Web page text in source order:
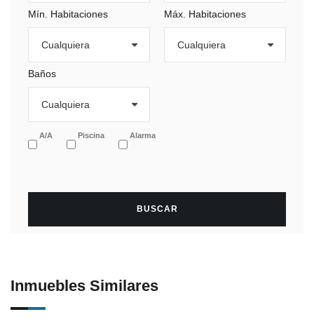
Mín. Habitaciones Máx. Habitaciones
Baños
A/A Piscina Alarma
Inmuebles Similares